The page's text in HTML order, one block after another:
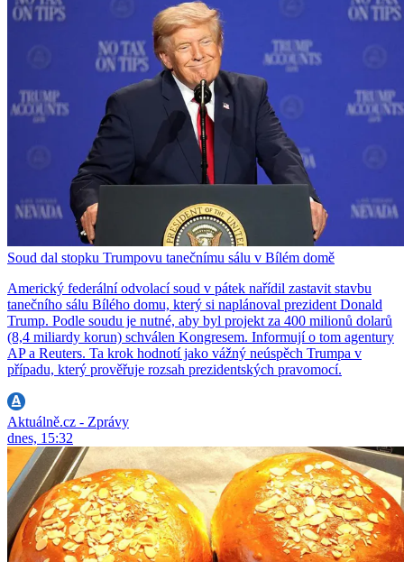
Soud dal stopku Trumpovu tanečnímu sálu v Bílém domě
Americký federální odvolací soud v pátek nařídil zastavit stavbu
tanečního sálu Bílého domu, který si naplánoval prezident Donald
Trump. Podle soudu je nutné, aby byl projekt za 400 milionů dolarů
(8,4 miliardy korun) schválen Kongresem. Informují o tom agentury
AP a Reuters. Ta krok hodnotí jako vážný neúspěch Trumpa v
případu, který prověřuje rozsah prezidentských pravomocí.
Aktuálně.cz - Zprávy
dnes, 15:32